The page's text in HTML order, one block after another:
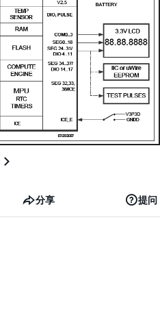
分享 提问